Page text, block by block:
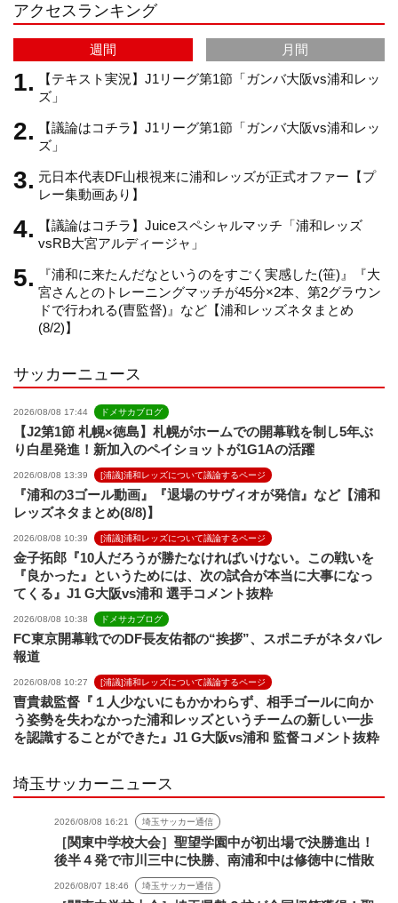
a
m
C
h
a
n
e
アクセスランキング
週間
月間
【テキスト実況】J1リーグ第1節「ガンバ大阪vs浦和レッ
ズ」
【議論はコチラ】J1リーグ第1節「ガンバ大阪vs浦和レッ
ズ」
元日本代表DF山根視来に浦和レッズが正式オファー【プ
レー集動画あり】
【議論はコチラ】Juiceスペシャルマッチ「浦和レッズ
vsRB大宮アルディージャ」
『浦和に来たんだなというのをすごく実感した(笹)』『大
宮さんとのトレーニングマッチが45分×2本、第2グラウン
ドで行われる(曺監督)』など【浦和レッズネタまとめ
(8/2)】
サッカーニュース
2026/08/08 17:44 ドメサカブログ
【J2第1節 札幌×徳島】札幌がホームでの開幕戦を制し5年ぶ
り白星発進！新加入のペイショットが1G1Aの活躍
2026/08/08 13:39 [浦議]浦和レッズについて議論するページ
『浦和の3ゴール動画』『退場のサヴィオが発信』など【浦和
レッズネタまとめ(8/8)】
2026/08/08 10:39 [浦議]浦和レッズについて議論するページ
金子拓郎『10人だろうが勝たなければいけない。この戦いを
『良かった』というためには、次の試合が本当に大事になっ
てくる』J1 G大阪vs浦和 選手コメント抜粋
2026/08/08 10:38 ドメサカブログ
FC東京開幕戦でのDF長友佑都の“挨拶”、スポニチがネタバレ
報道
2026/08/08 10:27 [浦議]浦和レッズについて議論するページ
曺貴裁監督『１人少ないにもかかわらず、相手ゴールに向か
う姿勢を失わなかった浦和レッズというチームの新しい一歩
を認識することができた』J1 G大阪vs浦和 監督コメント抜粋
埼玉サッカーニュース
2026/08/08 16:21 埼玉サッカー通信
［関東中学校大会］聖望学園中が初出場で決勝進出！
後半４発で市川三中に快勝、南浦和中は修徳中に惜敗
2026/08/07 18:46 埼玉サッカー通信